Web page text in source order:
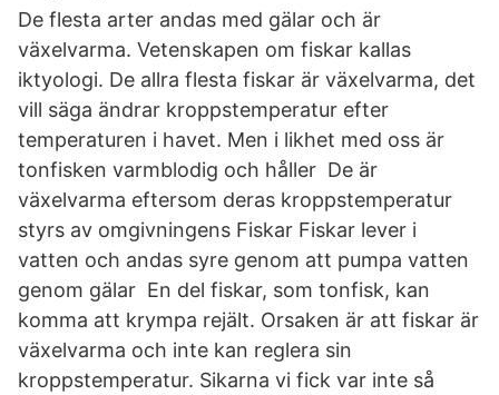
De flesta arter andas med gälar och är
växelvarma. Vetenskapen om fiskar kallas
iktyologi. De allra flesta fiskar är växelvarma, det
vill säga ändrar kroppstemperatur efter
temperaturen i havet. Men i likhet med oss är
tonfisken varmblodig och håller De är
växelvarma eftersom deras kroppstemperatur
styrs av omgivningens Fiskar Fiskar lever i
vatten och andas syre genom att pumpa vatten
genom gälar En del fiskar, som tonfisk, kan
komma att krympa rejält. Orsaken är att fiskar är
växelvarma och inte kan reglera sin
kroppstemperatur. Sikarna vi fick var inte så